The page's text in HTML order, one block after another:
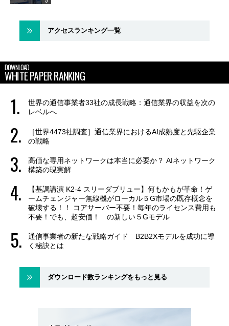
アクセスランキング一覧
DOWNLOAD
WHITE PAPER RANKING
世界の通信事業者33社の成長戦略：通信業界の収益を次の
レベルへ
［世界4473社調査］通信業界におけるAI成熟度と先駆企業
の戦略
高価な専用ネットワークは本当に必要か？ AIネットワーク
構築の現実解
【基調講演 K2-4 スリーダブリュー】何もかもが革命！ゲ
ームチェンジャー無線機がローカル５G市場の既存概念を
破壊する！！ コアサーバー不要！毎年のライセンス費用も
不要！でも、超安価！ の新しい５Gモデル
通信事業者の新たな戦略ガイド B2B2Xモデルを成功に導
く秘訣とは
ダウンロード数ランキングをもっと見る